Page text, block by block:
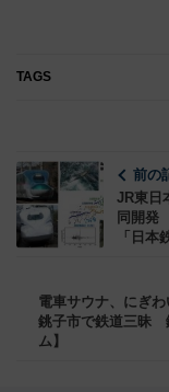
TAGS
前の
JR東日
同開発
「日本
電車サウナ、にぎ
銚子市で鉄道三昧
ム】